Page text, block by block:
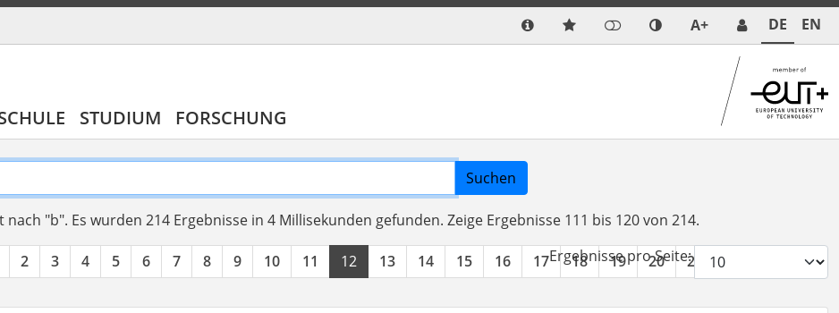
A+ DE EN
STUDIUM FORSCHUNG
Suchen
nach "b". Es wurden 214 Ergebnisse in 4 Millisekunden gefunden. Zeige Ergebnisse 111 bis 120 von 214.
2 3 4 5 6 7 8 9 10 11 12 13 14 15 16 17 18 19 20 21
Ergebnisse pro Seite: